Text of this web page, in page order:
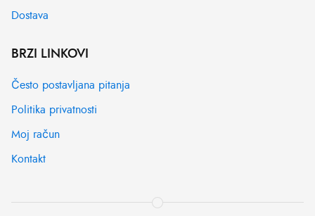
Dostava
BRZI LINKOVI
Često postavljana pitanja
Politika privatnosti
Moj račun
Kontakt